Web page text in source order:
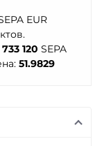
(TUSD)
TRC20
Банк RUB
EUR UAH
EUR
733 120 SEPA
51.9829